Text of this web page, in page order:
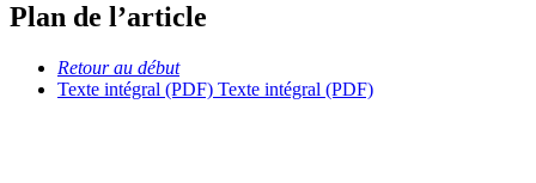
Plan de l’article
Retour au début
Texte intégral (PDF) Texte intégral (PDF)